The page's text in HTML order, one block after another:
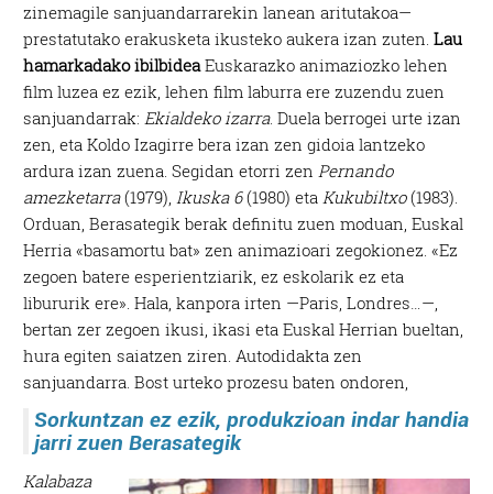
zinemagile sanjuandarrarekin lanean aritutakoa—
prestatutako erakusketa ikusteko aukera izan zuten.Lau
hamarkadako ibilbideaEuskarazko animaziozko lehen
film luzea ez ezik, lehen film laburra ere zuzendu zuen
sanjuandarrak:Ekialdeko izarra. Duela berrogei urte izan
zen, eta Koldo Izagirre bera izan zen gidoia lantzeko
ardura izan zuena. Segidan etorri zenPernando
amezketarra(1979),Ikuska 6(1980) etaKukubiltxo(1983).
Orduan, Berasategik berak definitu zuen moduan, Euskal
Herria «basamortu bat» zen animazioari zegokionez. «Ez
zegoen batere esperientziarik, ez eskolarik ez eta
libururik ere». Hala, kanpora irten —Paris, Londres…—,
bertan zer zegoen ikusi, ikasi eta Euskal Herrian bueltan,
hura egiten saiatzen ziren. Autodidakta zen
sanjuandarra.
Sorkuntzan ez ezik, produkzioan indar handia
jarri zuen Berasategik
Bost urteko prozesu baten ondoren,
Kalabaza